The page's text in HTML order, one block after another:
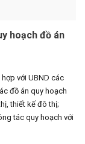
hoạch đồ án
với UBND các
đồ án quy hoạch
thiết kế đô thị;
tác quy hoạch với